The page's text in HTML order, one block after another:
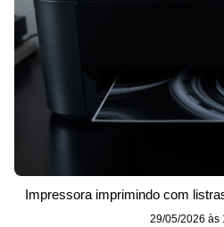
Impressora imprimindo com
29/05/2026 às